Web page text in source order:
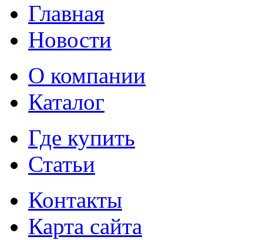
Главная
Новости
О компании
Каталог
Где купить
Статьи
Контакты
Карта сайта